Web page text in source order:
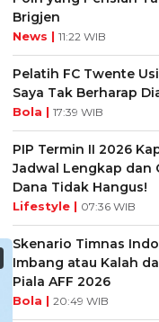
Brigjen
News | 11:22 WIB
Pelatih FC Twente
Saya Tak Berharap
Bola | 17:39 WIB
PIP Termin II 2026
Jadwal Lengkap dan
Dana Tidak Hangus!
Lifestyle | 07:36 WIB
Skenario Timnas
Imbang atau Kalah
Piala AFF 2026
Bola | 20:49 WIB